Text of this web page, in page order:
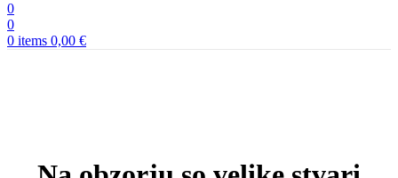
0
0
0 items 0,00 €